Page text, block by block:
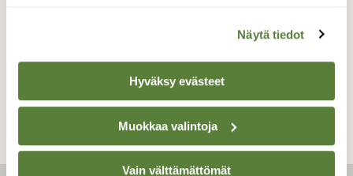
Näytä tiedot
Hyväksy evästeet
Muokkaa valintoja
Vain välttämättömät
TAKAISIN LISTAAN